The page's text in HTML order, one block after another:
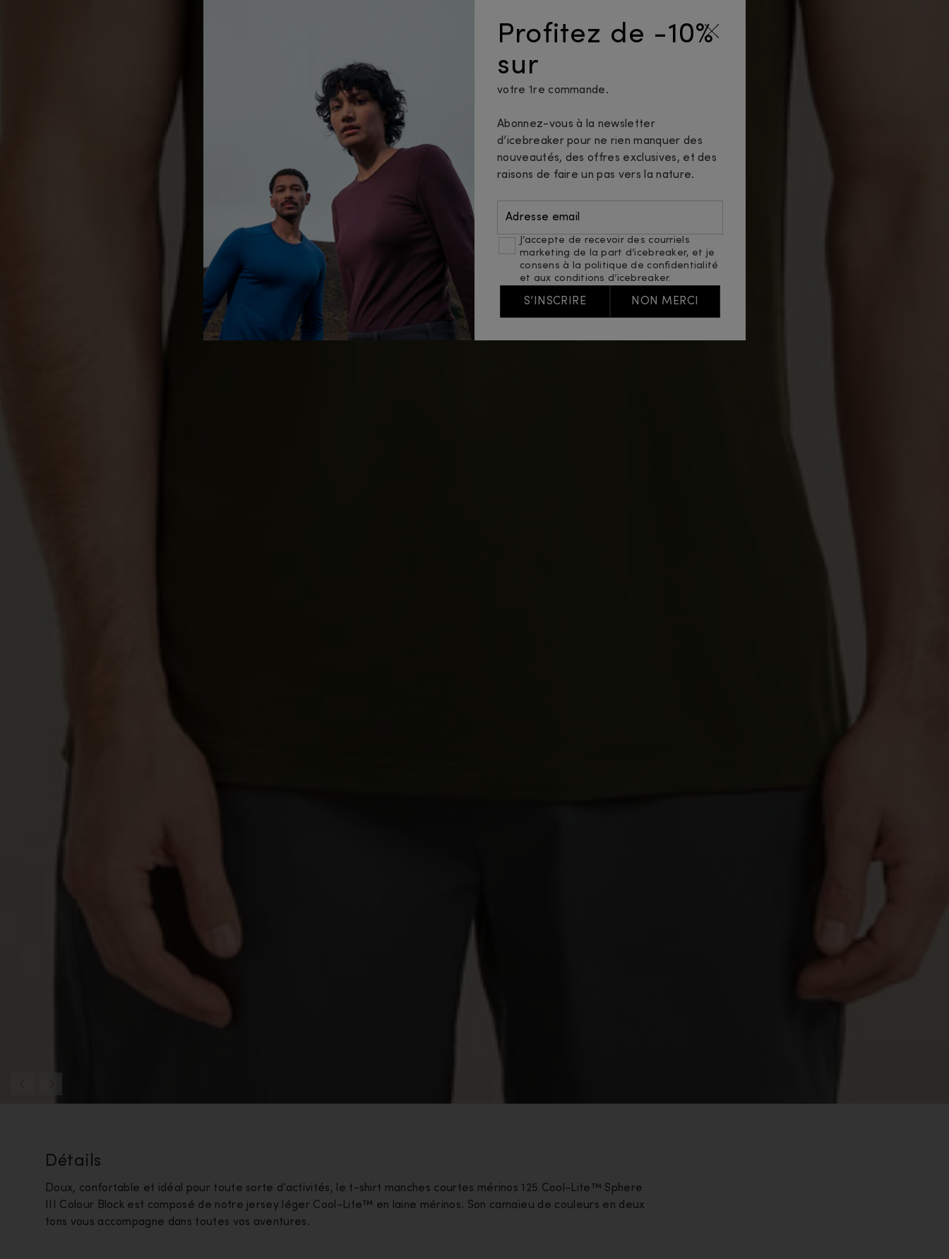
Détails
Doux, confortable et idéal pour toute sorte d’activités, le t-shirt manches courtes mérinos 125 Cool-Lite™ Sphere
III Colour Block est composé de notre jersey léger Cool-Lite™ en laine mérinos. Son camaïeu de couleurs en deux
tons vous accompagne dans toutes vos aventures.
Profitez de -10%
sur
votre 1re commande.
Abonnez-vous à la newsletter
d’icebreaker pour ne rien manquer des
nouveautés, des offres exclusives, et des
raisons de faire un pas vers la nature.
Adresse email
J’accepte de recevoir des courriels
marketing de la part d’icebreaker, et je
consens à
la politique de confidentialité
et aux conditions d’icebreaker.
S’INSCRIRE NON MERCI